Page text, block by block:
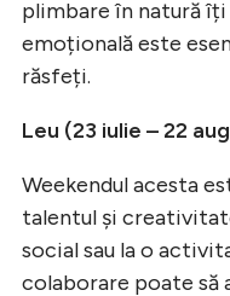
plimbare în natură
emoțională este
răsfeți.
Leu (23 iulie – 22
Weekendul acesta
talentul și
social sau la o
colaborare poate să